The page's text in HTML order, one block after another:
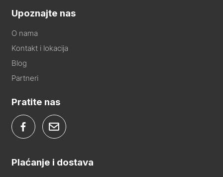
Upoznajte nas
O nama
Kontakt i lokacija
Blog
Partneri
Pratite nas
Plaćanje i dostava